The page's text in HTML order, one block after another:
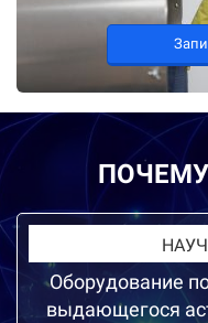
Оборудование
выдающегося